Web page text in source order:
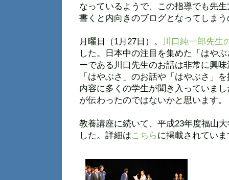
なっているようで、この指導でも先
書くと内向きのブログとなってしま
月曜日（1月27日）。
川口純一郎先生
した。日本中の注目を集めた「はや
ーである川口先生のお話は非常に興
「はやぶさ」のお話や「はやぶさ」
内容に多くの学生が聞き入っていま
が伝わったのではないかと思います。
教養講座に続いて、平成23年度福山
した。詳細はこちらに掲載されていま